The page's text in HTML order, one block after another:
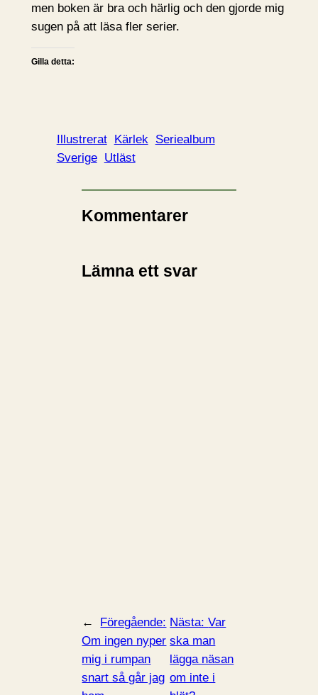
men boken är bra och härlig och den gjorde mig
sugen på att läsa fler serier.
Gilla detta:
Illustrerat Kärlek Seriealbum
Sverige Utläst
Kommentarer
Lämna ett svar
←
Föregående:
Om ingen nyper
mig i rumpan
snart så går jag
Nästa:Var
ska man
lägga näsan
om inte i